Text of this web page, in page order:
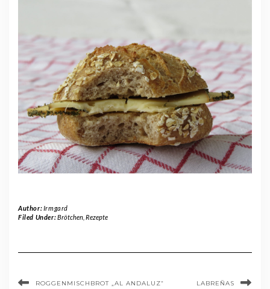
Author:Irmgard
Filed Under:Brötchen, Rezepte
ROGGENMISCHBROT „AL ANDALUZ“ LABREÑAS